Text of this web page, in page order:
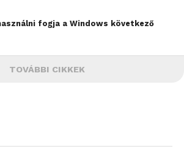
fogja a Windows következő
TOVÁBBI CIKKEK